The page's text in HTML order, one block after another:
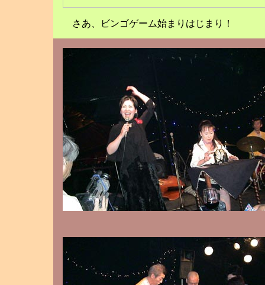
さあ、ビンゴゲーム始まりはじまり！